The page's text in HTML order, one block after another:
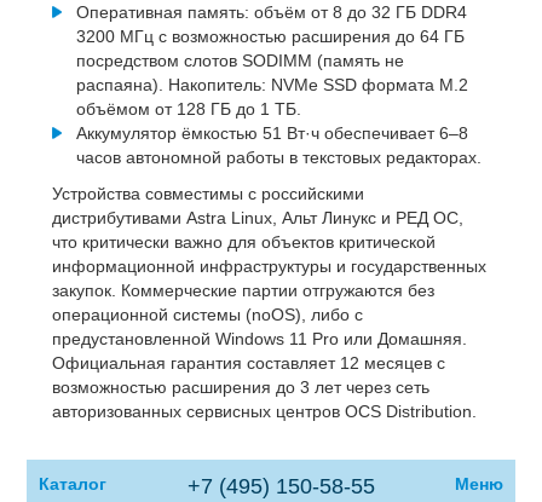
Оперативная память: объём от 8 до 32 ГБ DDR4
3200 МГц с возможностью расширения до 64 ГБ
посредством слотов SODIMM (память не
распаяна). Накопитель: NVMe SSD формата M.2
объёмом от 128 ГБ до 1 ТБ.
Аккумулятор ёмкостью 51 Вт·ч обеспечивает 6–8
часов автономной работы в текстовых редакторах.
Устройства совместимы с российскими
дистрибутивами Astra Linux, Альт Линукс и РЕД ОС,
что критически важно для объектов критической
информационной инфраструктуры и государственных
закупок. Коммерческие партии отгружаются без
операционной системы (noOS), либо с
предустановленной Windows 11 Pro или Домашняя.
Официальная гарантия составляет 12 месяцев с
возможностью расширения до 3 лет через сеть
авторизованных сервисных центров OCS Distribution.
Каталог +7 (495) 150-58-55 Меню